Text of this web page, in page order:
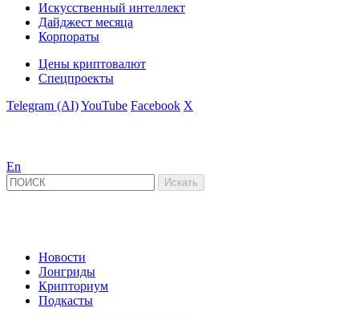
Искусственный интеллект
Дайджест месяца
Корпораты
Цены криптовалют
Спецпроекты
Telegram (AI)YouTube Facebook X
En
Новости
Лонгриды
Крипториум
Подкасты